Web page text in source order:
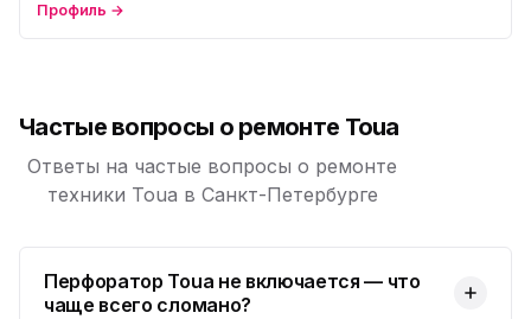
Профиль →
Частые вопросы о ремонте Toua
Ответы на частые вопросы о ремонте
техники Toua в Санкт-Петербурге
Перфоратор Toua не включается — что
чаще всего сломано?